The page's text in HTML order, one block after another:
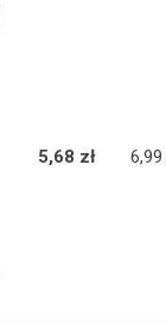
5,68 zł 6,99